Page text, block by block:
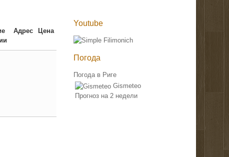
Адрес Цена
Youtube
Погода
Погода в Риге
Gismeteo
Прогноз на 2 недели